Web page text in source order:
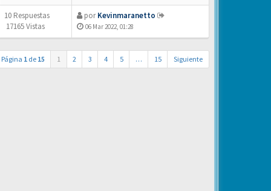
10 Respuestas
17165 Vistas
porKevinmaranetto
06 Mar 2022, 01:28
Página 1 de 15 1 2 3 4 5 … 15 Siguiente